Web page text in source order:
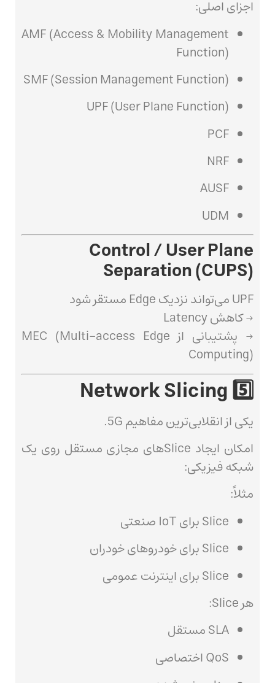
اجزای اصلی:
AMF (Access & Mobility Management
Function)
SMF (Session Management Function)
UPF (User Plane Function)
PCF
NRF
AUSF
UDM
Control / User Plane
Separation (CUPS)
UPF می‌تواند نزدیک Edge مستقر شود
→ کاهش Latency
→ پشتیبانی از MEC (Multi-access Edge
Computing)
5️⃣ Network Slicing
یکی از انقلابی‌ترین مفاهیم 5G.
امکان ایجاد Slice‌های مجازی مستقل روی یک
شبکه فیزیکی:
مثلاً:
Slice برای IoT صنعتی
Slice برای خودروهای خودران
Slice برای اینترنت عمومی
هر Slice:
SLA مستقل
QoS اختصاصی